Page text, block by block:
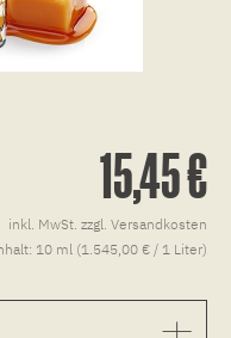
15,45 €
inkl. MwSt. zzgl. Versandkosten
10 ml (1.545,00 € / 1 Liter)